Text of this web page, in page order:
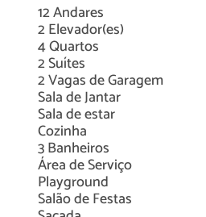
12Andares
2Elevador(es)
4Quartos
2Suítes
2Vagas de Garagem
Sala de Jantar
Sala de estar
Cozinha
3Banheiros
Área de Serviço
Playground
Salão de Festas